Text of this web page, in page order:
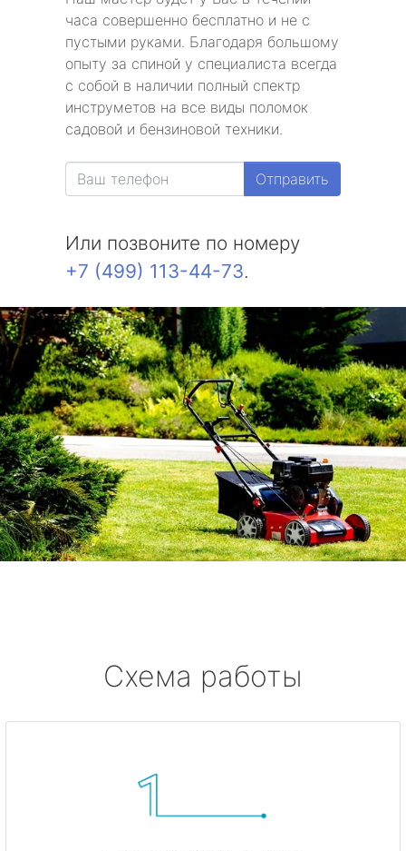
часа совершенно бесплатно и не с
пустыми руками. Благодаря большому
опыту за спиной у специалиста всегда
с собой в наличии полный спектр
инструметов на все виды поломок
садовой и бензиновой техники.
Отправить
Или позвоните по номеру
+7 (499) 113-44-73.
Схема работы